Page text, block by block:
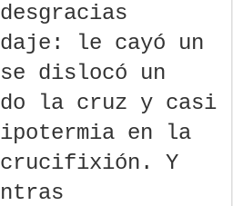
le cayó un
dislocó un
la cruz y casi
en la
crucifixión. Y